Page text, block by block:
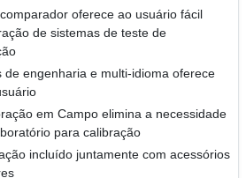
oferece ao usuário fácil
de sistemas de teste de
de engenharia e multi-idioma oferece
em Campo elimina a necessidade
para calibração
incluído juntamente com acessórios